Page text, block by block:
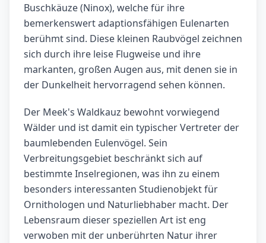
Buschkäuze (Ninox), welche für ihre
bemerkenswert adaptionsfähigen Eulenarten
berühmt sind. Diese kleinen Raubvögel zeichnen
sich durch ihre leise Flugweise und ihre
markanten, großen Augen aus, mit denen sie in
der Dunkelheit hervorragend sehen können.
Der Meek's Waldkauz bewohnt vorwiegend
Wälder und ist damit ein typischer Vertreter der
baumlebenden Eulenvögel. Sein
Verbreitungsgebiet beschränkt sich auf
bestimmte Inselregionen, was ihn zu einem
besonders interessanten Studienobjekt für
Ornithologen und Naturliebhaber macht. Der
Lebensraum dieser speziellen Art ist eng
verwoben mit der unberührten Natur ihrer